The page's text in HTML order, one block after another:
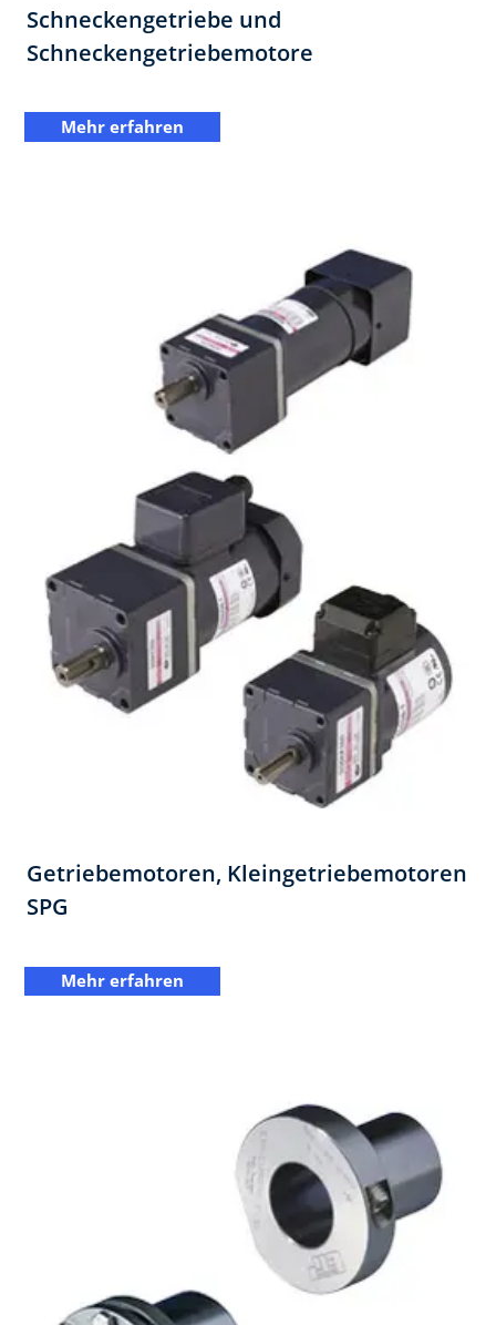
Schneckengetriebe und
Schneckengetriebemotore
Mehr erfahren
Getriebemotoren, Kleingetriebemotoren
SPG
Mehr erfahren